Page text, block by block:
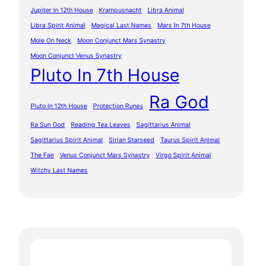
Jupiter In 12th House
Krampusnacht
Libra Animal
Libra Spirit Animal
Magical Last Names
Mars In 7th House
Mole On Neck
Moon Conjunct Mars Synastry
Moon Conjunct Venus Synastry
Pluto In 7th House
Pluto In 12th House Protection Runes Ra God
Ra Sun God Reading Tea Leaves
Sagittarius Animal
Sagittarius Spirit Animal
Sirian Starseed
Taurus Spirit Animal
The Fae
Venus Conjunct Mars Synastry
Virgo Spirit Animal
Witchy Last Names